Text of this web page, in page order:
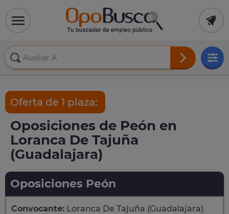
Oferta de 1 plaza:
Oposiciones de Peón en
Loranca De Tajuña
(Guadalajara)
Oposiciones Peón
Convocante: Loranca De Tajuña (Guadalajara)